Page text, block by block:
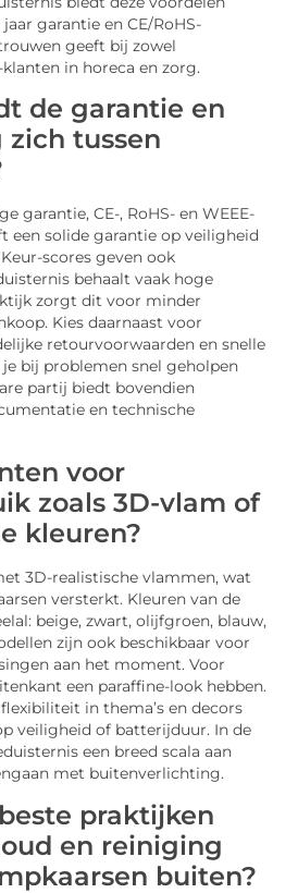
garantie en CE/RoHS-
geeft bij zowel
in horeca en zorg.
de garantie en
tussen
garantie, CE-, RoHS- en WEEE-
een solide garantie op veiligheid
scores geven ook
behaalt vaak hoge
zorgt dit voor minder
Kies daarnaast voor
retourvoorwaarden en snelle
bij problemen snel geholpen
partij biedt bovendien
en technische
voor
zoals 3D-vlam of
kleuren?
3D-realistische vlammen, wat
versterkt. Kleuren van de
beige, zwart, olijfgroen, blauw,
zijn ook beschikbaar voor
aan het moment. Voor
een paraffine-look hebben.
in thema’s en decors
veiligheid of batterijduur. In de
een breed scala aan
met buitenverlichting.
praktijken
en reiniging
buiten?